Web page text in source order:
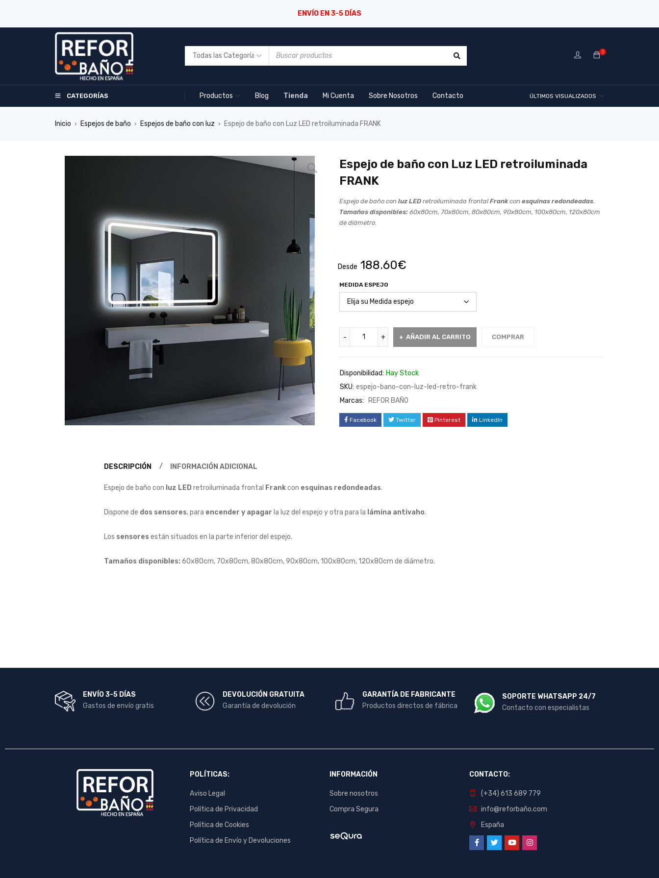
ENVÍO EN 3-5 DÍAS
0
CATEGORÍAS Productos Blog Tienda Mi Cuenta Sobre Nosotros Contacto ÚLTIMOS VISUALIZADOS
Inicio › Espejos de baño › Espejos de baño con luz › Espejo de baño con Luz LED retroiluminada FRANK
Espejo de baño con Luz LED retroiluminada
FRANK
Espejo de baño con luz LED retroiluminada frontalFrankcon esquinas redondeadas.
Tamaños disponibles: 60x80cm, 70x80cm, 80x80cm, 90x80cm, 100x80cm, 120x80cm
de diámetro.
Desde 188.60€
MEDIDA ESPEJO
AÑADIR AL CARRITO COMPRAR
Disponibilidad: Hay Stock
SKU: espejo-bano-con-luz-led-retro-frank
Marcas:
REFOR BAÑO
Facebook Twitter Pinterest LinkedIn
DESCRIPCIÓN INFORMACIÓN ADICIONAL
Espejo de baño con luz LED retroiluminada frontal Frankcon esquinas redondeadas.
Dispone de dos sensores, para encender y apagar la luz del espejo y otra para la lámina antivaho.
Los sensores están situados en la parte inferior del espejo.
Tamaños disponibles: 60x80cm, 70x80cm, 80x80cm, 90x80cm, 100x80cm, 120x80cm de diámetro.
ENVÍO 3-5 DÍAS
Gastos de envío gratis
DEVOLUCIÓN GRATUITA
Garantía de devolución
GARANTÍA DE FABRICANTE
Productos directos de fábrica
SOPORTE WHATSAPP 24/7
Contacto con especialistas
POLÍTICAS:
Aviso Legal
Política de Privacidad
Política de Cookies
Política de Envío y Devoluciones
INFORMACIÓN
Sobre nosotros
Compra Segura
CONTACTO:
(+34) 613 689 779
info@reforbaño.com
España